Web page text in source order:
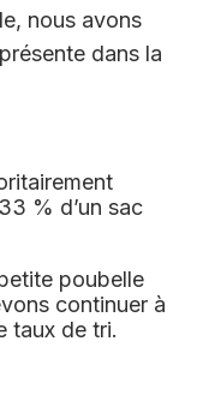
nous avons
dans la
% d’un sac
poubelle
continuer à
taux de tri.